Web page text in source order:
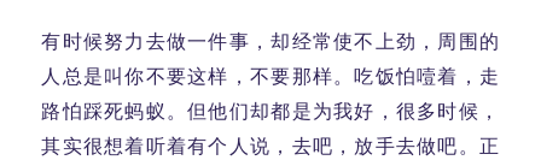
有时候努力去做一件事，却经常使不上劲，周围的
人总是叫你不要这样，不要那样。吃饭怕噎着，走
路怕踩死蚂蚁。但他们却都是为我好，很多时候，
其实很想着听着有个人说，去吧，放手去做吧。正